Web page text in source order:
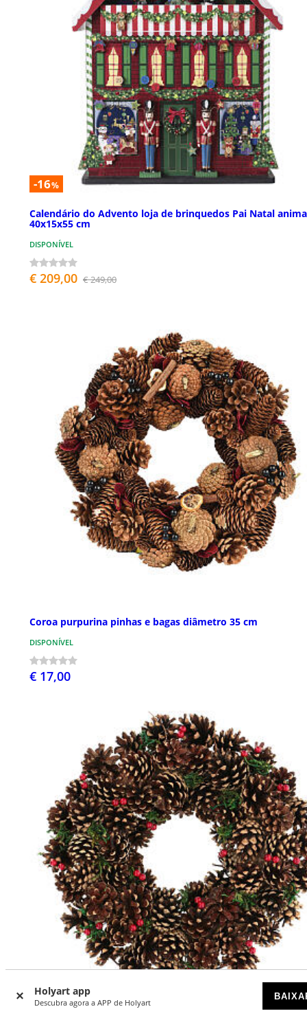
Holyart app
Descubra agora a APP de Holyart
-16%
Calendário do Advento loja de brinquedos Pai Natal
40x15x55 cm
DISPONÍVEL
€ 209,00 € 249,00
Coroa purpurina pinhas e bagas diâmetro 35 cm
DISPONÍVEL
€ 17,00
-24%